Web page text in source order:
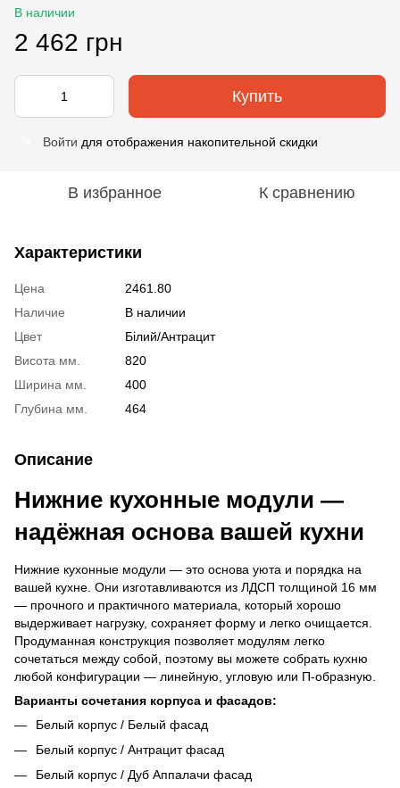
В наличии
2 462 грн
Купить
Войти для отображения накопительной скидки
В избранное К сравнению
Характеристики
Цена
2461.80
Наличие
В наличии
Цвет
Білий/Антрацит
Висота мм.
820
Ширина мм.
400
Глубина мм.
464
Описание
Нижние кухонные модули —
надёжная основа вашей кухни
Нижние кухонные модули — это основа уюта и порядка на
вашей кухне. Они изготавливаются из ЛДСП толщиной 16 мм
— прочного и практичного материала, который хорошо
выдерживает нагрузку, сохраняет форму и легко очищается.
Продуманная конструкция позволяет модулям легко
сочетаться между собой, поэтому вы можете собрать кухню
любой конфигурации — линейную, угловую или П-образную.
Варианты сочетания корпуса и фасадов:
Белый корпус / Белый фасад
Белый корпус / Антрацит фасад
Белый корпус / Дуб Аппалачи фасад